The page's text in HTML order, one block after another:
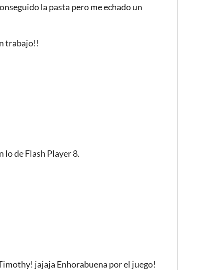
la pasta pero me echado un
trabajo!!
lo de Flash Player 8.
jajaja Enhorabuena por el juego!